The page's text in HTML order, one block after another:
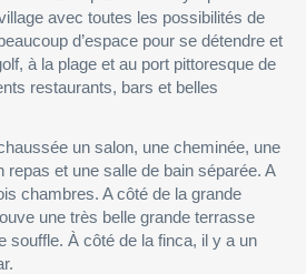
avec toutes les possibilités de
d’espace pour se détendre et
à la plage et au port pittoresque de
restaurants, bars et belles
un salon, une cheminée, une
et une salle de bain séparée. A
chambres. A côté de la grande
une très belle grande terrasse
souffle. À côté de la finca, il y a un